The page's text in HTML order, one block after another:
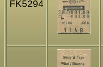
FK5294